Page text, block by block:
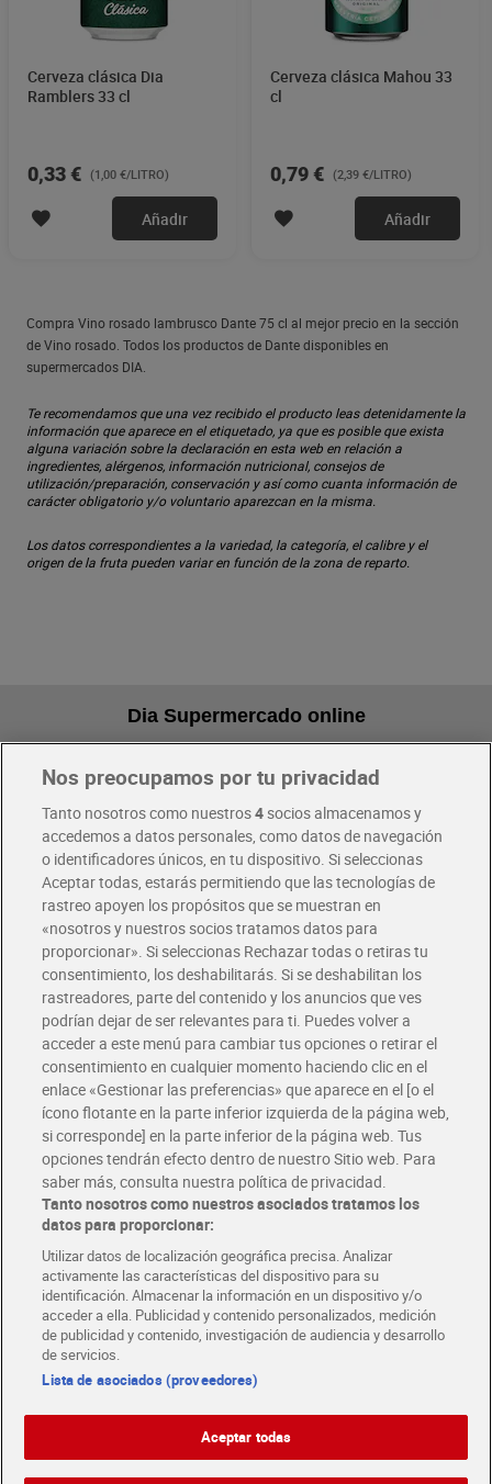
Cerveza clásica Dia
Ramblers 33 cl
0,33 € (1,00 €/LITRO)
Añadir
Cerveza clásica Mahou 33
cl
0,79 € (2,39 €/LITRO)
Añadir
Compra Vino rosado lambrusco Dante 75 cl al mejor precio en la sección
de Vino rosado. Todos los productos de Dante disponibles en
supermercados DIA.
Te recomendamos que una vez recibido el producto leas detenidamente la
información que aparece en el etiquetado, ya que es posible que exista
alguna variación sobre la declaración en esta web en relación a
ingredientes, alérgenos, información nutricional, consejos de
utilización/preparación, conservación y así como cuanta información de
carácter obligatorio y/o voluntario aparezcan en la misma.
Los datos correspondientes a la variedad, la categoría, el calibre y el
origen de la fruta pueden variar en función de la zona de reparto.
Dia Supermercado online
Pide hoy, recibe hoy
Envío gratis por compras superiores a 100€
Envío estandar por 4,99€
Glovo y Uber Eats
Solicita tu factura de Glovo o Uber Eats
Únete al CLUB Dia
Disfruta las ventajas y ofertas exclusivas.
Descárgate la APP Dia
Folletos y Tiendas
Descubre las mejores ofertas y busca tu tienda más cercana
Tarjeta MaX Dia
Te devuelve hasta 8€/mes de tus compras.
¡Solicita tu tarjeta de crédito aquí!
COMER MEJOR CADA DIA
COLABORA CON DIA ABRE TU TIENDA DIA CORPORATE
Nos preocupamos por tu privacidad
Tanto nosotros como nuestros4socios almacenamos y
accedemos a datos personales, como datos de navegación
o identificadores únicos, en tu dispositivo. Si seleccionas
Aceptar todas, estarás permitiendo que las tecnologías de
rastreo apoyen los propósitos que se muestran en
«nosotros y nuestros socios tratamos datos para
proporcionar». Si seleccionas Rechazar todas o retiras tu
consentimiento, los deshabilitarás. Si se deshabilitan los
rastreadores, parte del contenido y los anuncios que ves
podrían dejar de ser relevantes para ti. Puedes volver a
acceder a este menú para cambiar tus opciones o retirar el
consentimiento en cualquier momento haciendo clic en el
enlace «Gestionar las preferencias» que aparece en el [o el
ícono flotante en la parte inferior izquierda de la página web,
si corresponde] en la parte inferior de la página web. Tus
opciones tendrán efecto dentro de nuestro Sitio web. Para
saber más, consulta nuestra política de privacidad.
Tanto nosotros como nuestros asociados tratamos los
datos para proporcionar:
Utilizar datos de localización geográfica precisa. Analizar
activamente las características del dispositivo para su
identificación. Almacenar la información en un dispositivo y/o
acceder a ella. Publicidad y contenido personalizados, medición
de publicidad y contenido, investigación de audiencia y desarrollo
de servicios.
Lista de asociados (proveedores)
Aceptar todas